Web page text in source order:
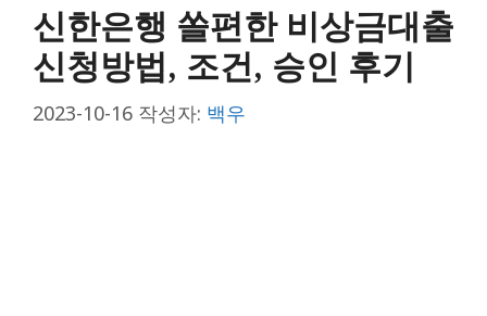
신한은행 쏠편한 비상금대출
신청방법, 조건, 승인 후기
2023-10-16 작성자: 백우